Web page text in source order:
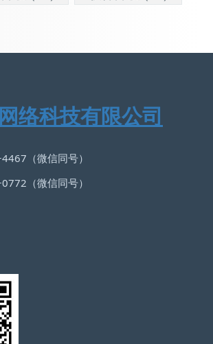
络科技有限公司
（微信同号）
（微信同号）